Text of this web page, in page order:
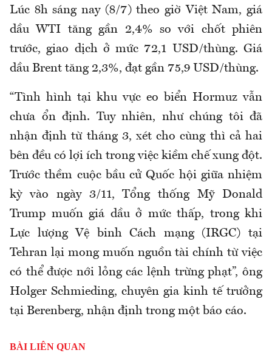
Lúc 8h sáng nay (8/7) theo giờ Việt Nam, giá
dầu WTI tăng gần 2,4% so với chốt phiên
trước, giao dịch ở mức 72,1 USD/thùng. Giá
dầu Brent tăng 2,3%, đạt gần 75,9 USD/thùng.
“Tình hình tại khu vực eo biển Hormuz vẫn
chưa ổn định. Tuy nhiên, như chúng tôi đã
nhận định từ tháng 3, xét cho cùng thì cả hai
bên đều có lợi ích trong việc kiềm chế xung đột.
Trước thềm cuộc bầu cử Quốc hội giữa nhiệm
kỳ vào ngày 3/11, Tổng thống Mỹ Donald
Trump muốn giá dầu ở mức thấp, trong khi
Lực lượng Vệ binh Cách mạng (IRGC) tại
Tehran lại mong muốn nguồn tài chính từ việc
có thể được nới lỏng các lệnh trừng phạt”, ông
Holger Schmieding, chuyên gia kinh tế trưởng
tại Berenberg, nhận định trong một báo cáo.
BÀI LIÊN QUAN